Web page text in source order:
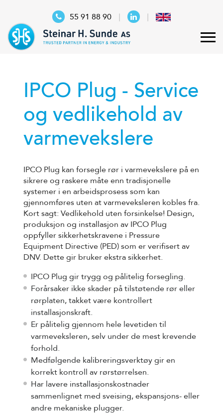
55 91 88 90
IPCO Plug - Service
og vedlikehold av
varmevekslere
IPCO Plug kan forsegle rør i varmevekslere på en
sikrere og raskere måte enn tradisjonelle
systemer i en arbeidsprosess som kan
gjennomføres uten at varmeveksleren kobles fra.
Kort sagt: Vedlikehold uten forsinkelse! Design,
produksjon og installasjon av IPCO Plug
oppfyller sikkerhetskravene i Pressure
Equipment Directive (PED) som er verifisert av
DNV. Dette gir bruker ekstra sikkerhet.
IPCO Plug gir trygg og pålitelig forsegling.
Forårsaker ikke skader på tilstøtende rør eller
rørplaten, takket være kontrollert
installasjonskraft.
Er pålitelig gjennom hele levetiden til
varmeveksleren, selv under de mest krevende
forhold.
Medfølgende kalibreringsverktøy gir en
korrekt kontroll av rørstørrelsen.
Har lavere installasjonskostnader
sammenlignet med sveising, ekspansjons- eller
andre mekaniske plugger.